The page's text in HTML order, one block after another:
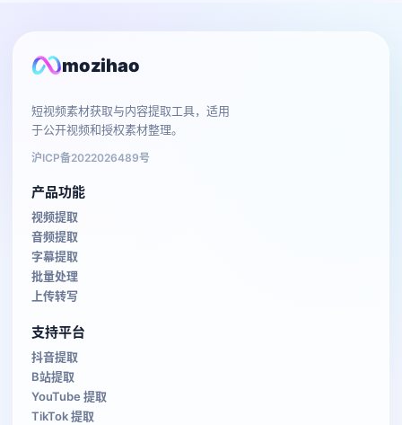
mozihao
短视频素材获取与内容提取工具，适用
于公开视频和授权素材整理。
沪ICP备2022026489号
产品功能
视频提取
音频提取
字幕提取
批量处理
上传转写
支持平台
抖音提取
B站提取
YouTube 提取
TikTok 提取